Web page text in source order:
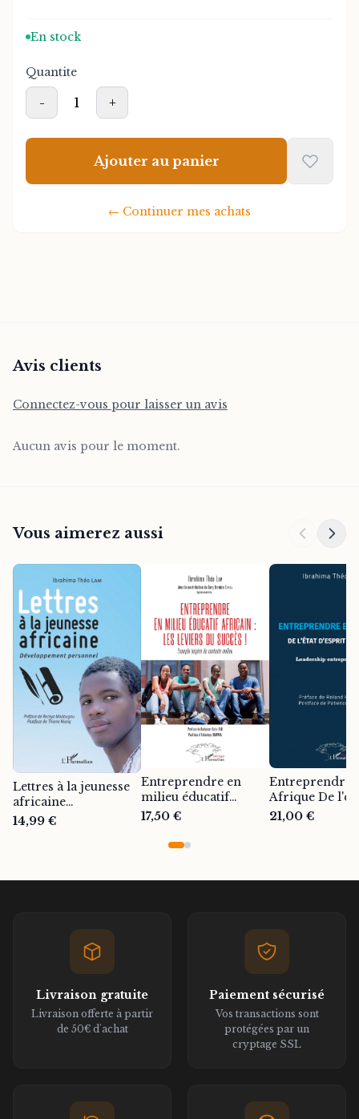
En stock
Quantite
- 1 +
Ajouter au panier
← Continuer mes achats
Avis clients
Connectez-vous pour laisser un avis
Aucun avis pour le moment.
Vous aimerez aussi
Lettres à la jeunesse
africaine
Développement
14,99 €
Entreprendre en
milieu éducatif
africain : les leviers
Ibrahima Théo Lam
17,50 €
Entreprendre
Afrique De
d'esprit à
21,00 €
Livraison gratuite
Livraison offerte à partir
de 50€ d'achat
Paiement sécurisé
Vos transactions sont
protégées par un
cryptage SSL